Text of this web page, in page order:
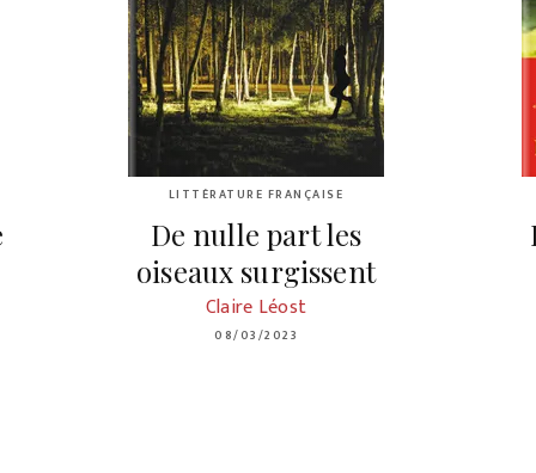
LITTÉRATURE FRANÇAISE
De nulle part les
oiseaux surgissent
Claire Léost
08/03/2023